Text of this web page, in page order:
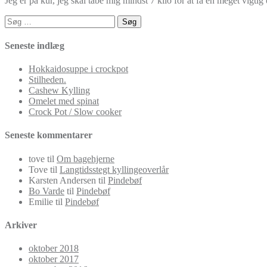
Søg
efter:
Seneste indlæg
Hokkaidosuppe i crockpot
Stilheden.
Cashew Kylling
Omelet med spinat
Crock Pot / Slow cooker
Seneste kommentarer
tove til Om bagehjerne
Tove til Langtidsstegt kyllingeoverlår
Karsten Andersen til Pindebøf
Bo Varde til Pindebøf
Emilie til Pindebøf
Arkiver
oktober 2018
oktober 2017